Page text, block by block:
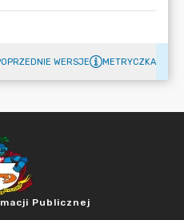
WERSJE METRYCZKA
Publicznej